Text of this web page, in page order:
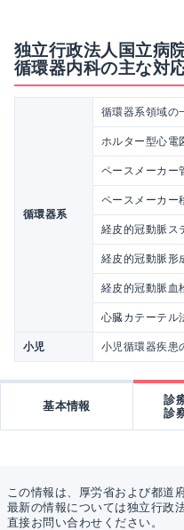
独立行政法人国立病
循環器内科の主な対
循環器系
循環器系領域の
ホルター型心電
ペースメーカー
ペースメーカー
経皮的冠動脈ス
経皮的冠動脈形
経皮的冠動脈血
心臓カテーテル
小児 小児循環器疾患
基本情報
診
診
この情報は、厚労省および都道
最新の情報については独立行政
直接お問い合わせください。